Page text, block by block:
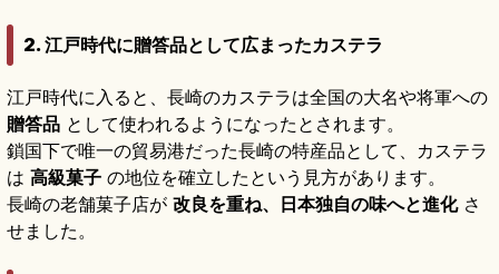
2. 江戸時代に贈答品として広まったカステラ
江戸時代に入ると、長崎のカステラは全国の大名や将軍への
贈答品 として使われるようになったとされます。
鎖国下で唯一の貿易港だった長崎の特産品として、カステラ
は 高級菓子 の地位を確立したという見方があります。
長崎の老舗菓子店が 改良を重ね、日本独自の味へと進化さ
せました。